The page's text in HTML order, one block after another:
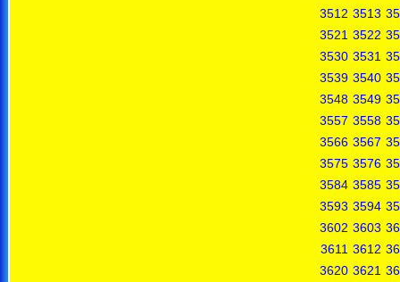
3512 3513
3521 3522
3530 3531
3539 3540
3548 3549
3557 3558
3566 3567
3575 3576
3584 3585
3593 3594
3602 3603
3611 3612
3620 3621